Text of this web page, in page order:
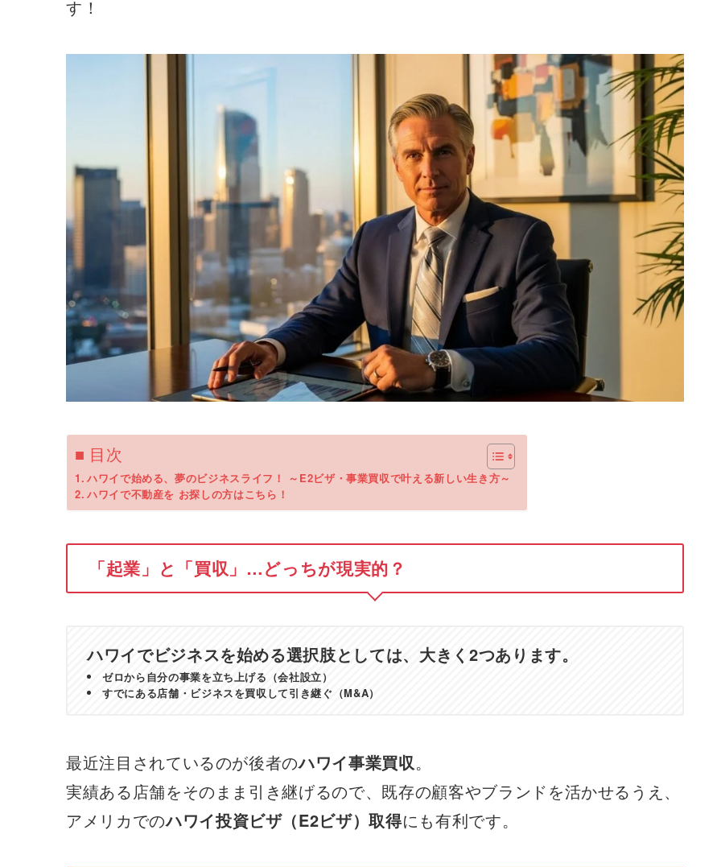
す！
■ 目次
ハワイで始める、夢のビジネスライフ！ ～E2ビザ・事業買収で叶える新しい生き方～
ハワイで不動産を お探しの方はこちら！
「起業」と「買収」…どっちが現実的？
ハワイでビジネスを始める選択肢としては、大きく2つあります。
ゼロから自分の事業を立ち上げる（会社設立）
すでにある店舗・ビジネスを買収して引き継ぐ（M&A）
最近注目されているのが後者のハワイ事業買収。
実績ある店舗をそのまま引き継げるので、既存の顧客やブランドを活かせるうえ、
アメリカでのハワイ投資ビザ（E2ビザ）取得にも有利です。